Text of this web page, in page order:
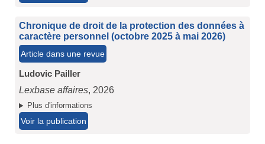
Chronique de droit de la protection des données à
caractère personnel (octobre 2025 à mai 2026)
Article dans une revue
Ludovic Pailler
Lexbase affaires, 2026
Plus d'informations
Voir la publication